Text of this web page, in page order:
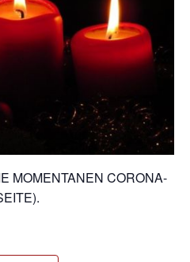
MOMENTANEN CORONA-